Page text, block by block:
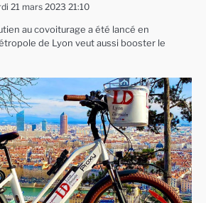
21 mars 2023 21:10
au covoiturage a été lancé en
de Lyon veut aussi booster le